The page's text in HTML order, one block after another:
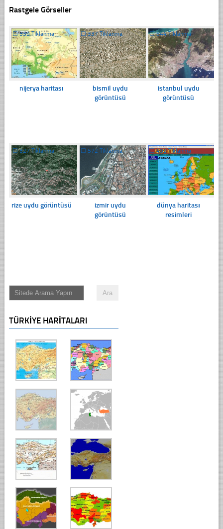
Rastgele Görseller
☐339 Tıklanma
nijerya haritası
☐337 Tıklanma
bismil uydu
görüntüsü
☐644 Tıklanma
istanbul uydu
görüntüsü
☐327 Tıklanma
rize uydu görüntüsü
☐ 572 Tıklanma
izmir uydu
görüntüsü
☐492 Tıklanma
dünya haritası
resimleri
TÜRKIYE HARITALARI